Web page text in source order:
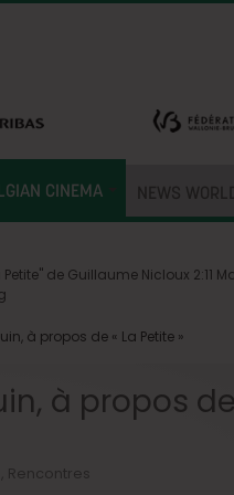
CINEMA NEWS
de Guillaume Nicloux 2:11
à propos de « La Petite »
à propos de
Rencontres